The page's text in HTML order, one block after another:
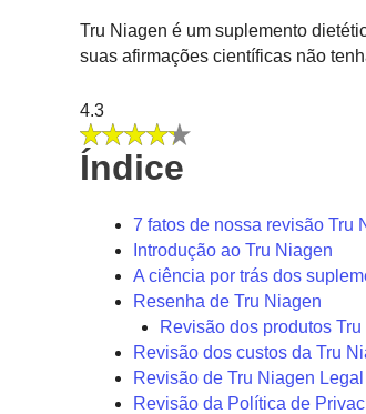
Tru Niagen é um suplemento
suas afirmações científicas não
4.3
Índice
7 fatos de nossa revisão Tru
Introdução ao Tru Niagen
A ciência por trás dos
Resenha de Tru Niagen
Revisão dos produtos
Revisão dos custos da Tru
Revisão de Tru Niagen
Revisão da Política de